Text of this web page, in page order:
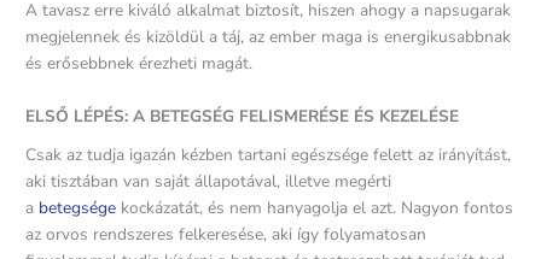
A tavasz erre kiváló alkalmat biztosít, hiszen ahogy a napsugarak
megjelennek és kizöldül a táj, az ember maga is energikusabbnak
és erősebbnek érezheti magát.
ELSŐ LÉPÉS: A BETEGSÉG FELISMERÉSE ÉS KEZELÉSE
Csak az tudja igazán kézben tartani egészsége felett az irányítást,
aki tisztában van saját állapotával, illetve megérti
a betegsége kockázatát, és nem hanyagolja el azt. Nagyon fontos
az orvos rendszeres felkeresése, aki így folyamatosan